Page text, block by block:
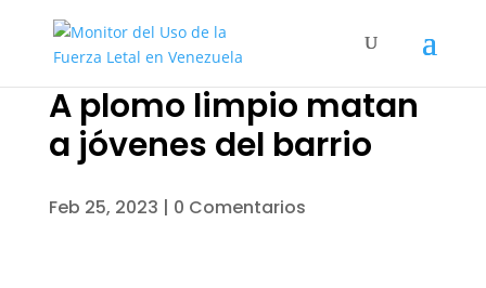
A plomo limpio matan
a jóvenes del barrio
Feb 25, 2023 | 0 Comentarios